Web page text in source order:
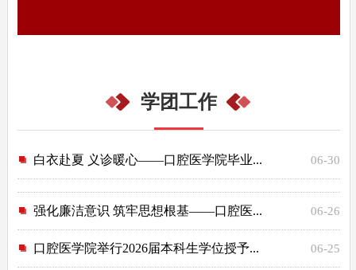
学团工作
白衣赴夏 义诊暖心——口腔医学院毕业... 06-30
强化廉洁意识 筑牢思想根基——口腔医... 06-26
口腔医学院举行2026届本科生学位授予... 06-25